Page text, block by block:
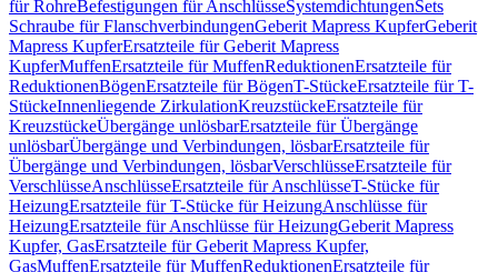
für RohreBefestigungen für AnschlüsseSystemdichtungenSets
Schraube für FlanschverbindungenGeberit Mapress KupferGeberit
Mapress KupferErsatzteile für Geberit Mapress
KupferMuffenErsatzteile für MuffenReduktionenErsatzteile für
ReduktionenBögenErsatzteile für BögenT-StückeErsatzteile für T-
StückeInnenliegende ZirkulationKreuzstückeErsatzteile für
KreuzstückeÜbergänge unlösbarErsatzteile für Übergänge
unlösbarÜbergänge und Verbindungen, lösbarErsatzteile für
Übergänge und Verbindungen, lösbarVerschlüsseErsatzteile für
VerschlüsseAnschlüsseErsatzteile für AnschlüsseT-Stücke für
HeizungErsatzteile für T-Stücke für HeizungAnschlüsse für
HeizungErsatzteile für Anschlüsse für HeizungGeberit Mapress
Kupfer, GasErsatzteile für Geberit Mapress Kupfer,
GasMuffenErsatzteile für MuffenReduktionenErsatzteile für